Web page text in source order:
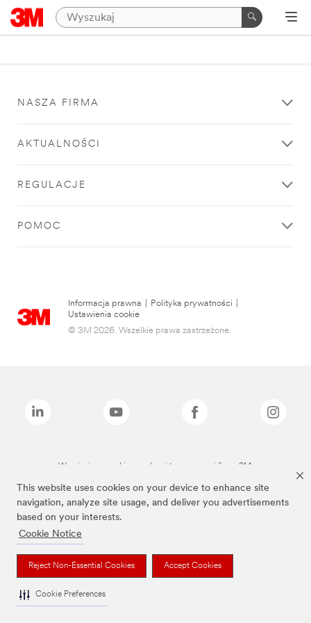
This website uses cookies on your device to enhance site
navigation, analyze site usage, and deliver you advertisements
based on your interests.
Cookie Notice
Reject Non-Essential Cookies Accept Cookies
Cookie Preferences
NASZA FIRMA
AKTUALNOŚCI
REGULACJE
POMOC
Informacja prawna Polityka prywatności
Ustawienia cookie
© 3M 2026. Wszelkie prawa zastrzeżone.
Wymienione marki są znakami towarowymi firmy 3M.